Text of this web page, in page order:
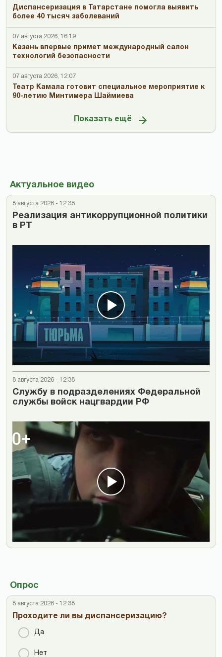
Диспансеризация в Татарстане помогла выявить
более 40 тысяч заболеваний
07 августа 2026, 16:19
Казань впервые примет международный салон
технологий безопасности
07 августа 2026, 12:07
Театр Камала готовит специальное мероприятие к
90-летию Минтимера Шаймиева
Показать ещё
Актуальное видео
8 августа 2026 - 12:38
Реализация антикоррупционной политики
в РТ
8 августа 2026 - 12:38
Cлужбу в подразделениях Федеральной
службы войск нацгвардии РФ
Опрос
8 августа 2026 - 12:38
Проходите ли вы диспансеризацию?
Да
Нет